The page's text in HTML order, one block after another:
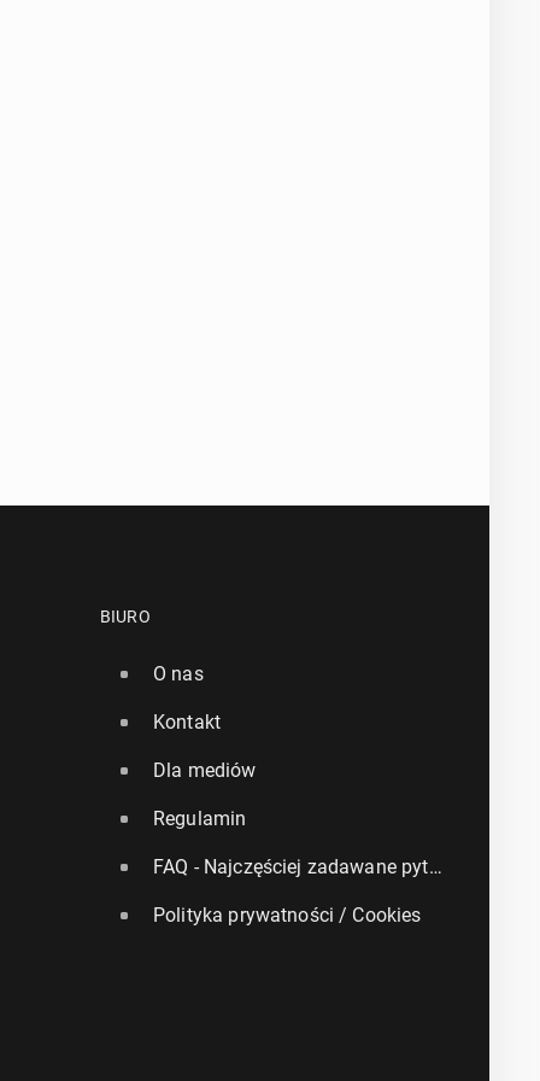
BIURO
O nas
Kontakt
Dla mediów
Regulamin
FAQ - Najczęściej zadawane pytania
Polityka prywatności / Cookies